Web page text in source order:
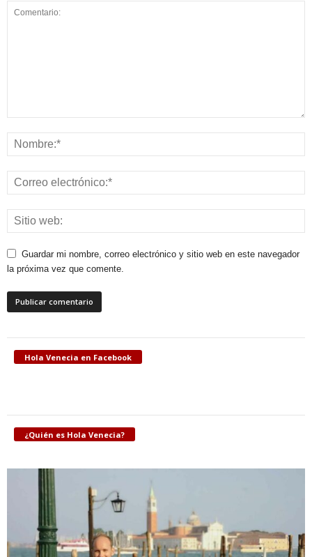
Guardar mi nombre, correo electrónico y sitio web en este navegador
la próxima vez que comente.
Hola Venecia en Facebook
¿Quién es Hola Venecia?